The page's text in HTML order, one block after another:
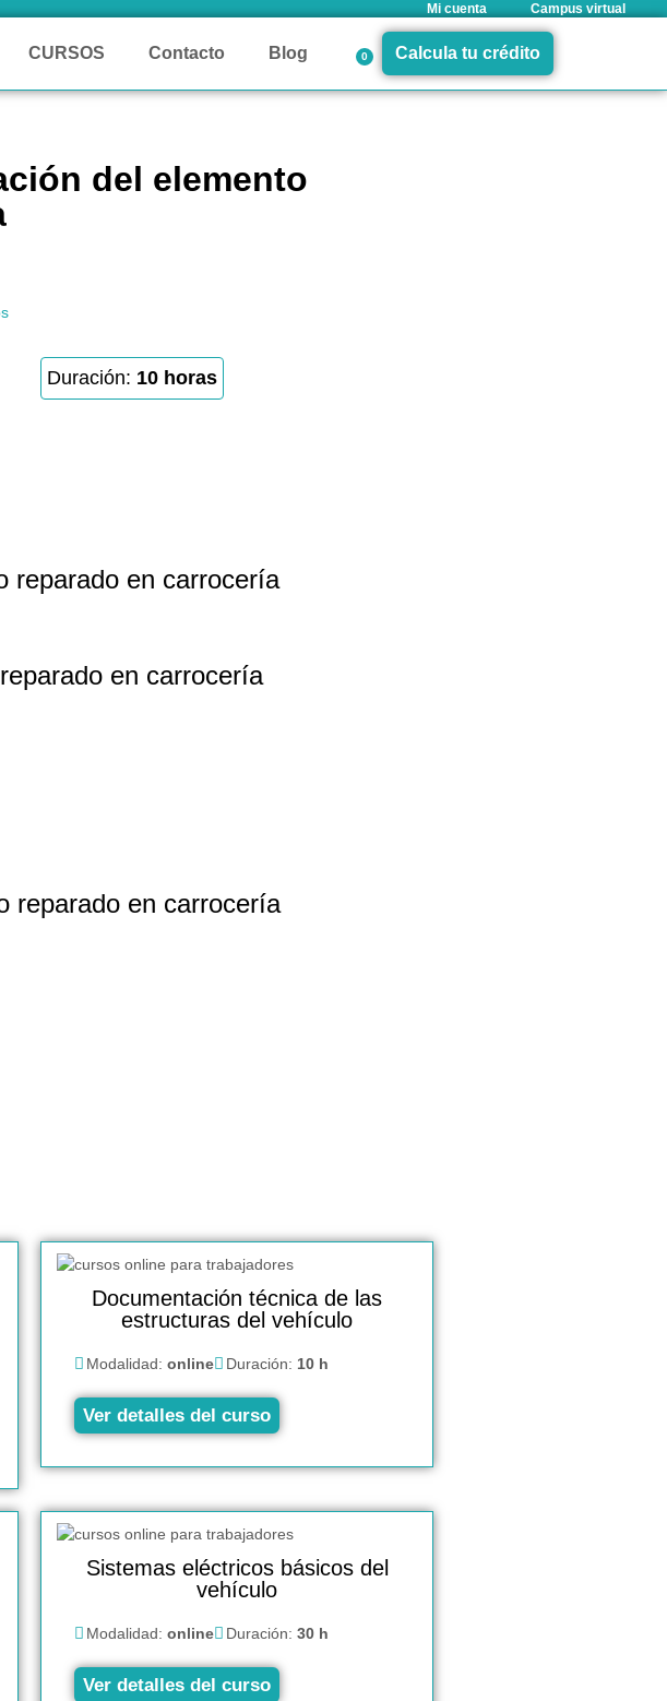
Mi cuenta Campus virtual
CURSOS Contacto Blog 0 Calcula tu crédito
del elemento
Duración: 10 horas
reparado en carrocería
en carrocería
reparado en carrocería
Documentación técnica de las
estructuras del vehículo
Modalidad: online Duración: 10 h
Ver detalles del curso
Sistemas eléctricos básicos del
vehículo
Modalidad: online Duración: 30 h
Ver detalles del curso